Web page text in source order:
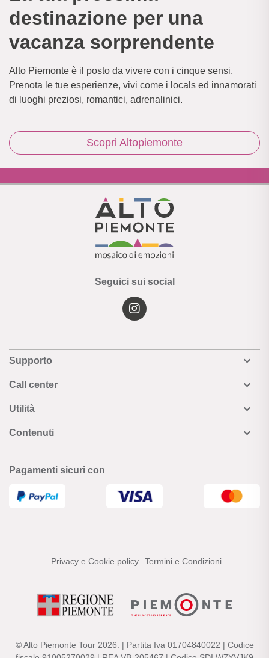
destinazione per una
vacanza sorprendente
Alto Piemonte è il posto da vivere con i cinque sensi.
Prenota le tue esperienze, vivi come i locals ed innamorati
di luoghi preziosi, romantici, adrenalinici.
Scopri Altopiemonte
Seguici sui social
Supporto
Call center
Utilità
Contenuti
Pagamenti sicuri con
Privacy e Cookie policy Termini e Condizioni
© Alto Piemonte Tour 2026. | Partita Iva 01704840022 | Codice